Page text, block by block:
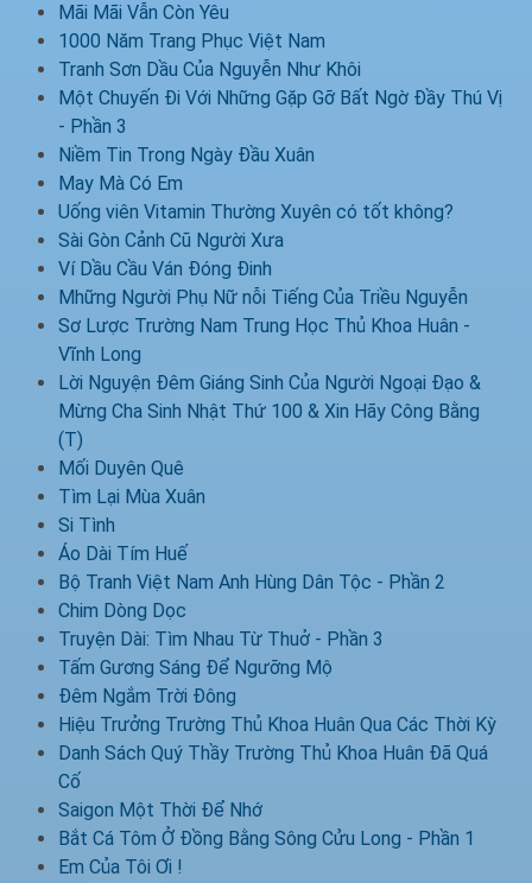
Mãi Mãi Vẫn Còn Yêu
1000 Năm Trang Phục Việt Nam
Tranh Sơn Dầu Của Nguyễn Như Khôi
Một Chuyến Đi Với Những Gặp Gỡ Bất Ngờ Đầy Thú Vị
- Phần 3
Niềm Tin Trong Ngày Đầu Xuân
May Mà Có Em
Uống viên Vitamin Thường Xuyên có tốt không?
Sài Gòn Cảnh Cũ Người Xưa
Ví Dầu Cầu Ván Đóng Đinh
Mhững Người Phụ Nữ nỗi Tiếng Của Triều Nguyễn
Sơ Lược Trường Nam Trung Học Thủ Khoa Huân -
Vĩnh Long
Lời Nguyện Đêm Giáng Sinh Của Người Ngoại Đạo &
Mừng Cha Sinh Nhật Thứ 100 & Xin Hãy Công Bằng
(T)
Mối Duyên Quê
Tìm Lại Mùa Xuân
Si Tình
Áo Dài Tím Huế
Bộ Tranh Việt Nam Anh Hùng Dân Tộc - Phần 2
Chim Dòng Dọc
Truyện Dài: Tìm Nhau Từ Thuở - Phần 3
Tấm Gương Sáng Để Ngưỡng Mộ
Đêm Ngắm Trời Đông
Hiệu Trưởng Trường Thủ Khoa Huân Qua Các Thời Kỳ
Danh Sách Quý Thầy Trường Thủ Khoa Huân Đã Quá
Cố
Saigon Một Thời Để Nhớ
Bắt Cá Tôm Ở Đồng Bằng Sông Cửu Long - Phần 1
Em Của Tôi Ơi !